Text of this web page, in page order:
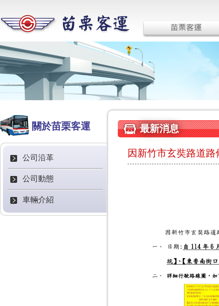
關於苗栗客運
公司沿革
公司動態
車輛介紹
最新消息
因新竹市玄奘路道